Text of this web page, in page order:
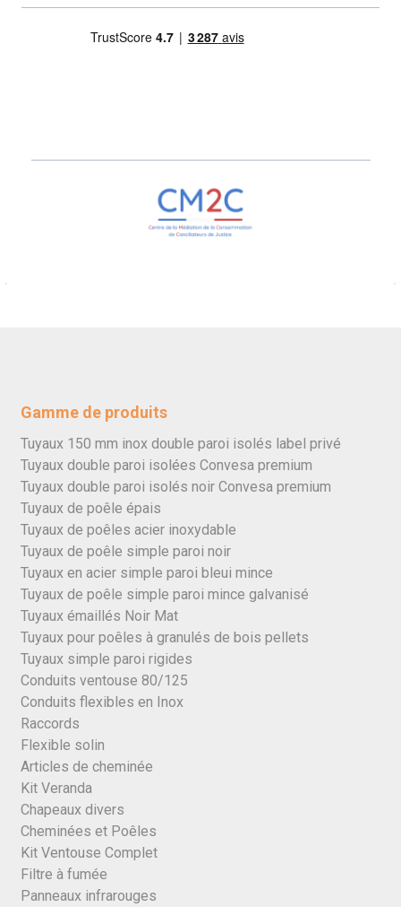
Gamme de produits
Tuyaux 150 mm inox double paroi isolés label privé
Tuyaux double paroi isolées Convesa premium
Tuyaux double paroi isolés noir Convesa premium
Tuyaux de poêle épais
Tuyaux de poêles acier inoxydable
Tuyaux de poêle simple paroi noir
Tuyaux en acier simple paroi bleui mince
Tuyaux de poêle simple paroi mince galvanisé
Tuyaux émaillés Noir Mat
Tuyaux pour poêles à granulés de bois pellets
Tuyaux simple paroi rigides
Conduits ventouse 80/125
Conduits flexibles en Inox
Raccords
Flexible solin
Articles de cheminée
Kit Veranda
Chapeaux divers
Cheminées et Poêles
Kit Ventouse Complet
Filtre à fumée
Panneaux infrarouges